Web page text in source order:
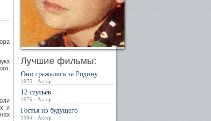
и
Лучшие фильмы:
Они сражались за Родину
1975 · Актер
12 стульев
1976 · Актер
Гостья из будущего
1984 · Актер